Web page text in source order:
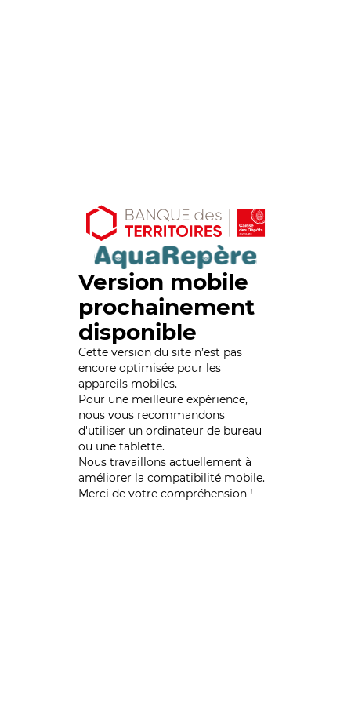
Version mobile
prochainement
disponible
Cette version du site n’est pas
encore optimisée pour les
appareils mobiles.
Pour une meilleure expérience,
nous vous recommandons
d'utiliser un ordinateur de bureau
ou une tablette.
Nous travaillons actuellement à
améliorer la compatibilité mobile.
Merci de votre compréhension !